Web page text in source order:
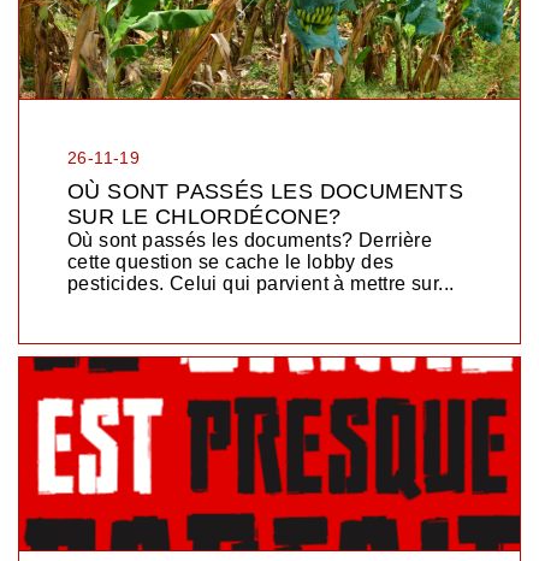
26-11-19
OÙ SONT PASSÉS LES DOCUMENTS
SUR LE CHLORDÉCONE?
Où sont passés les documents? Derrière
cette question se cache le lobby des
pesticides. Celui qui parvient à mettre sur...